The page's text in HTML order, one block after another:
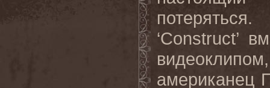
‘Construct’
американец